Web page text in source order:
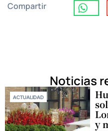
Compartir
Noticias
ACTUALIDAD
y